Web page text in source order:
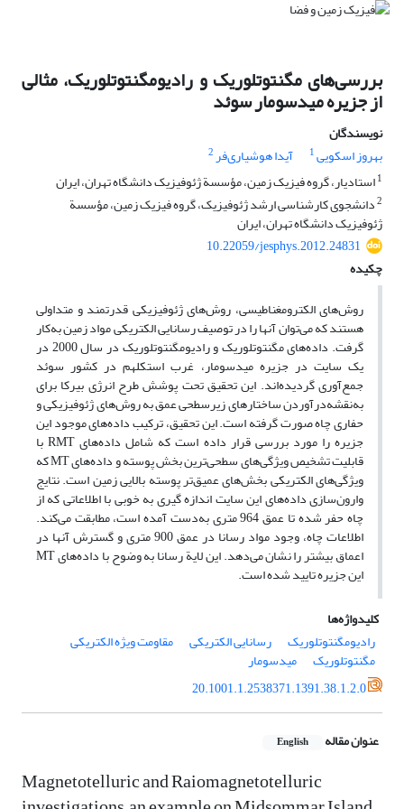
بررسی‌های مگنتوتلوریک و رادیومگنتوتلوریک، مثالی
از جزیره میدسومار سوئد
نویسندگان
بهروز اسکویی1 آیدا هوشیاری‌فر2
1استادیار، گروه فیزیک زمین، مؤسسة ژئوفیزیک دانشگاه تهران، ایران
2دانشجوی کارشناسی ارشد ژئوفیزیک، گروه فیزیک زمین، مؤسسة
ژئوفیزیک دانشگاه تهران، ایران
10.22059/jesphys.2012.24831
چکیده
روش‌های الکترومغناطیسی، روش‌های ژئوفیزیکی قدرتمند و متداولی
هستند که می‌توان آنها را در توصیف رسانایی الکتریکی مواد زمین به‌کار
گرفت. داده‌های مگنتوتلوریک و رادیومگنتوتلوریک در سال 2000 در
یک سایت در جزیره میدسومار، غرب استکلهم در کشور سوئد
جمع‌آوری گردیده‌اند. این تحقیق تحت پوشش طرح انرژی بیرکا برای
به‌نقشه‌د‌رآوردن ساختارهای زیرسطحی عمق به‌ روش‌های ژئوفیزیکی و
حفاری چاه صورت گرفته است. این تحقیق، ترکیب داده‌های موجود این
جزیره را مورد بررسی قرار داده است که شامل داده‌های RMT با
قابلیت تشخیص وی‍ژگی‌های سطحی‌ترین بخش پوسته و داده‌های MT که
ویژگی‌های الکتریکی بخش‌های عمیق‌تر پوسته بالایی زمین است. نتایج
وارون‌سازی داده‌های این سایت اندازه گیری به خوبی با اطلاعاتی که از
چاه حفر شده تا عمق 964 متری به‌دست آمده است، مطابقت می‌کند.
اطلاعات چاه، وجود مواد رسانا در عمق 900 متری و گسترش آنها در
اعماق بیشتر را نشان می‌دهد. این لایة رسانا به وضوح با داده‌های MT
این جزیره تایید شده است.
کلیدواژه‌ها
رادیومگنتوتلوریک
رسانایی الکتریکی مقاومت ویژه الکتریکی
مگنتوتلوریک
میدسومار
20.1001.1.2538371.1391.38.1.2.0
عنوان مقاله English
Magnetotelluric and Raiomagnetotelluric